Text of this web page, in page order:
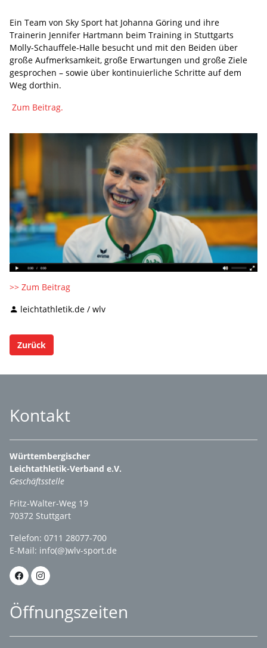
Ein Team von Sky Sport hat Johanna Göring und ihre
Trainerin Jennifer Hartmann beim Training in Stuttgarts
Molly-Schauffele-Halle besucht und mit den Beiden über
große Aufmerksamkeit, große Erwartungen und große Ziele
gesprochen – sowie über kontinuierliche Schritte auf dem
Weg dorthin.
Zum Beitrag.
>> Zum Beitrag
leichtathletik.de / wlv
Zurück
Kontakt
Württembergischer
Leichtathletik-Verband e.V.
Geschäftsstelle
Fritz-Walter-Weg 19
70372 Stuttgart
Telefon: 0711 28077-700
E-Mail: info(@)wlv-sport.de
Öffnungszeiten